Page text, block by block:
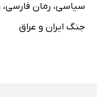
سیاسی، رمان فارسی،
جنگ ایران و عراق